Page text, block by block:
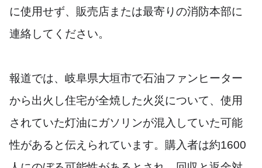
に使用せず、販売店または最寄りの消防本部に
連絡してください。
報道では、岐阜県大垣市で石油ファンヒーター
から出火し住宅が全焼した火災について、使用
されていた灯油にガソリンが混入していた可能
性があると伝えられています。購入者は約1600